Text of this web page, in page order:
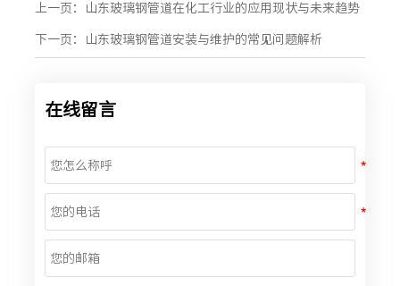
上一页： 山东玻璃钢管道在化工行业的应用现状与未来趋势
下一页： 山东玻璃钢管道安装与维护的常见问题解析
在线留言